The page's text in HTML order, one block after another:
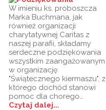
W imieniu ks. proboszcza
Marka Buchmana, jak
również organizacji
charytatywnej Caritas z
naszej parafii, składamy
serdeczne podziękowania
wszystkim zaangażowanym
w organizację
"Świątecznego kiermaszu", z
którego dochód stanowi
pomoc dla chorego…
Czytaj dalej...